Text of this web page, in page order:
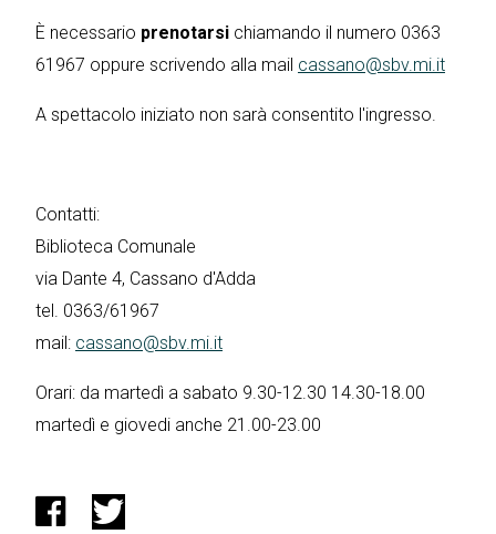
È necessario prenotarsi chiamando il numero 0363
61967 oppure scrivendo alla mail cassano@sbv.mi.it
A spettacolo iniziato non sarà consentito l'ingresso.
Contatti:
Biblioteca Comunale
via Dante 4, Cassano d'Adda
tel. 0363/61967
mail: cassano@sbv.mi.it
Orari: da martedì a sabato 9.30-12.30 14.30-18.00
martedì e giovedi anche 21.00-23.00